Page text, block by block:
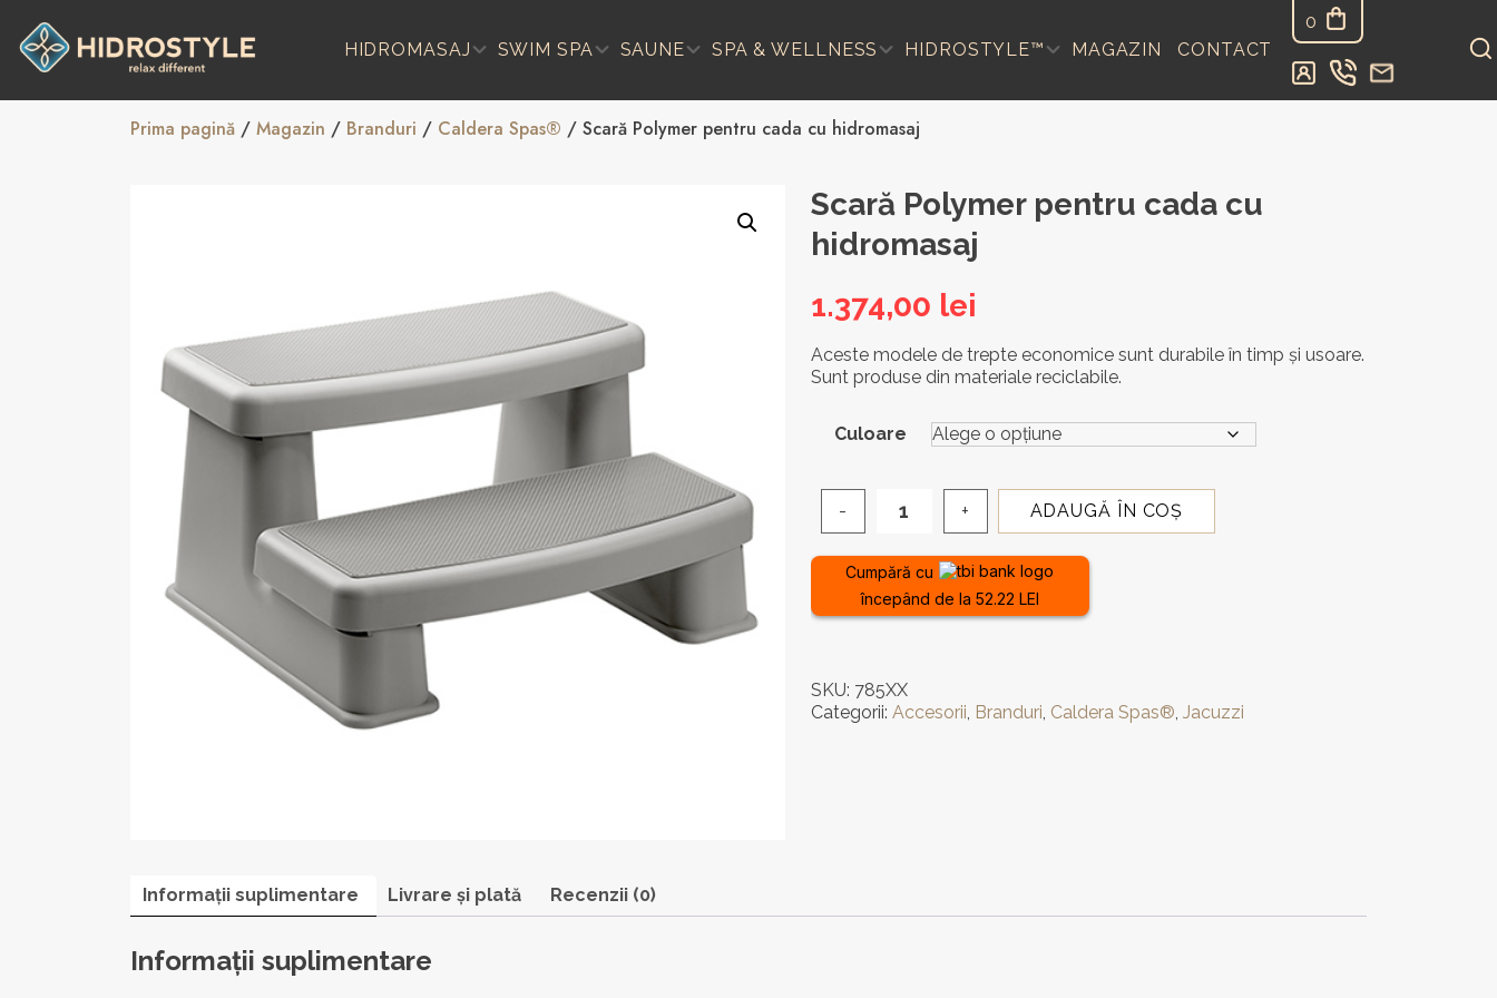
content
HIDROMASAJ SWIM SPA SAUNE SPA & WELLNESS HIDROSTYLE™ MAGAZIN CONTACT
0
Prima pagină / Magazin / Branduri / Caldera Spas® / Scară Polymer pentru cada cu hidromasaj
Scară Polymer pentru cada cu
hidromasaj
1.374,00 lei
Aceste modele de trepte economice sunt durabile în timp și usoare.
Sunt produse din materiale reciclabile.
Culoare
Polymer
cada
ADAUGĂ ÎN COȘ
Cumpără cu
începând de la 52.22 LEI
SKU: 785XX
Categorii: Accesorii Branduri Caldera Spas® Jacuzzi
Informații suplimentare Livrare și plată Recenzii (0)
Informații suplimentare